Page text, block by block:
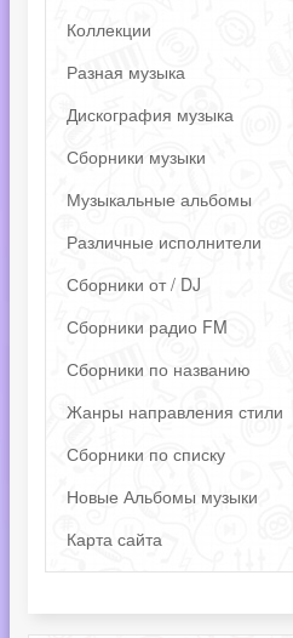
Коллекции
Разная музыка
Дискография музыка
Сборники музыки
Музыкальные альбомы
Различные исполнители
Сборники от / DJ
Сборники радио FM
Сборники по названию
Жанры направления стили
Сборники по списку
Новые Альбомы музыки
Карта сайта